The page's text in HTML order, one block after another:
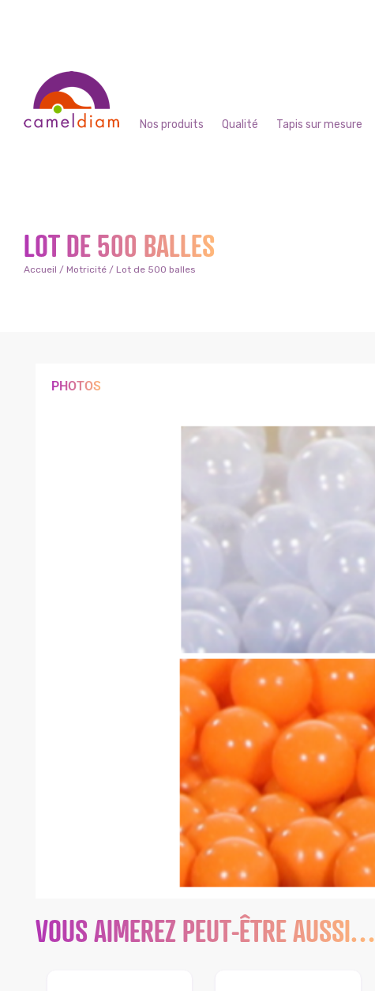
Nos produits Qualité Tapis sur mesure
LOT DE 500 BALLES
Accueil / Motricité / Lot de 500 balles
PHOTOS
VOUS AIMEREZ PEUT-ÊTRE AUSSI…